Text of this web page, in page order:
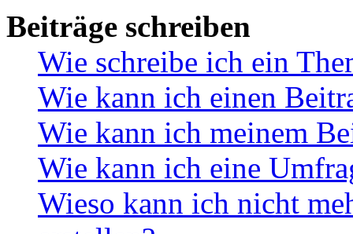
Beiträge schreiben
Wie schreibe ich ein
Wie kann ich einen
Wie kann ich meinem
Wie kann ich eine
Wieso kann ich nicht